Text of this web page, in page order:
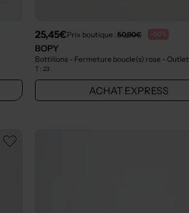
25,45€Prix boutique : 50,90€ -50%
BOPY
Bottillons - Fermeture boucle(s) rose - Outlet
T : 23
ACHAT EXPRESS